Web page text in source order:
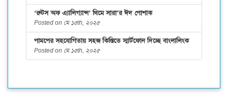
‘রুটস অফ এ্যালিগ্যান্স’ থিমে সারা’র ঈদ পোশাক
Posted on মে ১৫th, ২০২৫
পামপের সহযোগিতায় সহজ কিস্তিতে স্মার্টফোন দিচ্ছে বাংলালিংক
Posted on মে ১৫th, ২০২৫